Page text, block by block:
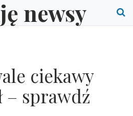
newsy
ciekawy
– sprawdź